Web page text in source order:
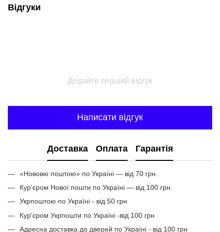
Відгуки
Додайте перший відгук
Написати відгук
Доставка Оплата Гарантія
«Нововю поштою» по Україні — від 70 грн.
Кур'єром Нової пошти по Україні — від 100 грн.
Укрпоштою по Україні - від 50 грн
Кур'єром Укрпошти по Україні -від 100 грн
Адресна доставка до дверей по Україні - від 100 грн